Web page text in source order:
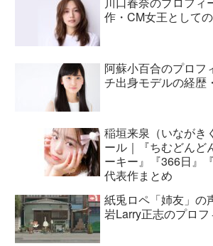
作・CM女王として
阿蘇小百合のプロ
チ出身モデルの経歴
稲垣来泉（いながき
ール｜『ちむどんど
ーキー』『366日』
代表作まとめ
紙兎ロペ「姉友」の
岩Larry正志のプロ